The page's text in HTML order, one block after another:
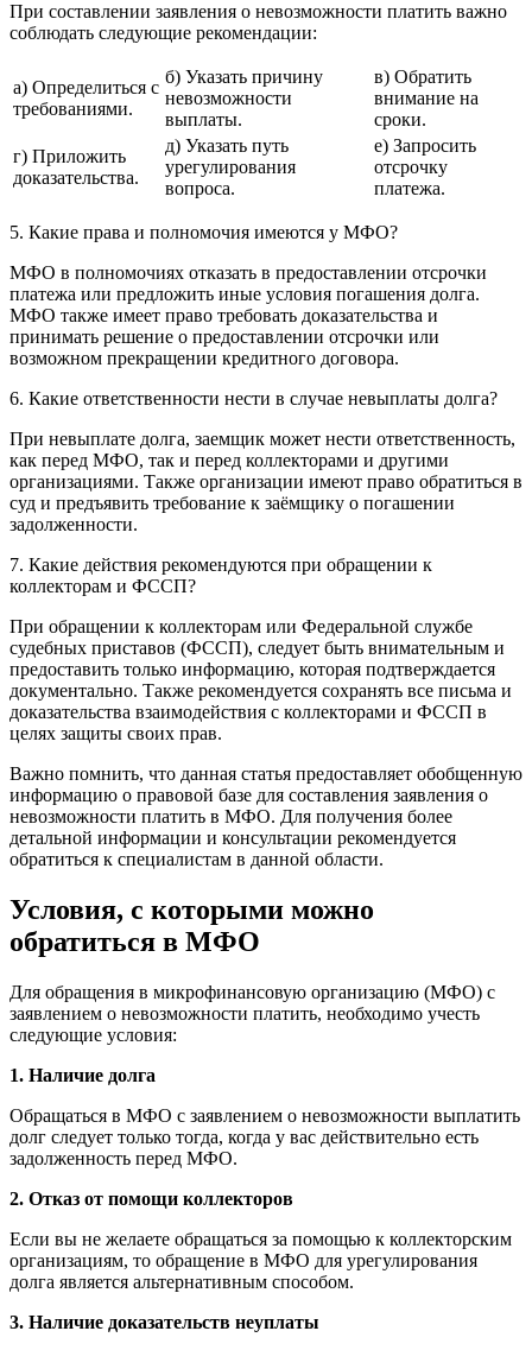
При составлении заявления о невозможности платить важно
соблюдать следующие рекомендации:
а) Определиться с
требованиями.
б) Указать причину
невозможности
выплаты.
в) Обратить
внимание на
сроки.
г) Приложить
доказательства.
д) Указать путь
урегулирования
вопроса.
е) Запросить
отсрочку
платежа.
5. Какие права и полномочия имеются у МФО?
МФО в полномочиях отказать в предоставлении отсрочки
платежа или предложить иные условия погашения долга.
МФО также имеет право требовать доказательства и
принимать решение о предоставлении отсрочки или
возможном прекращении кредитного договора.
6. Какие ответственности нести в случае невыплаты долга?
При невыплате долга, заемщик может нести ответственность,
как перед МФО, так и перед коллекторами и другими
организациями. Также организации имеют право обратиться в
суд и предъявить требование к заёмщику о погашении
задолженности.
7. Какие действия рекомендуются при обращении к
коллекторам и ФССП?
При обращении к коллекторам или Федеральной службе
судебных приставов (ФССП), следует быть внимательным и
предоставить только информацию, которая подтверждается
документально. Также рекомендуется сохранять все письма и
доказательства взаимодействия с коллекторами и ФССП в
целях защиты своих прав.
Важно помнить, что данная статья предоставляет обобщенную
информацию о правовой базе для составления заявления о
невозможности платить в МФО. Для получения более
детальной информации и консультации рекомендуется
обратиться к специалистам в данной области.
Условия, с которыми можно
обратиться в МФО
Для обращения в микрофинансовую организацию (МФО) с
заявлением о невозможности платить, необходимо учесть
следующие условия:
1. Наличие долга
Обращаться в МФО с заявлением о невозможности выплатить
долг следует только тогда, когда у вас действительно есть
задолженность перед МФО.
2. Отказ от помощи коллекторов
Если вы не желаете обращаться за помощью к коллекторским
организациям, то обращение в МФО для урегулирования
долга является альтернативным способом.
3. Наличие доказательств неуплаты